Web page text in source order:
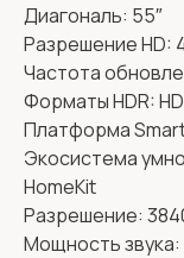
Диагональ: 55″
Разрешение HD:
Частота
Форматы HDR:
Платформа
Экосистема
HomeKit
Разрешение:
Мощность звука: